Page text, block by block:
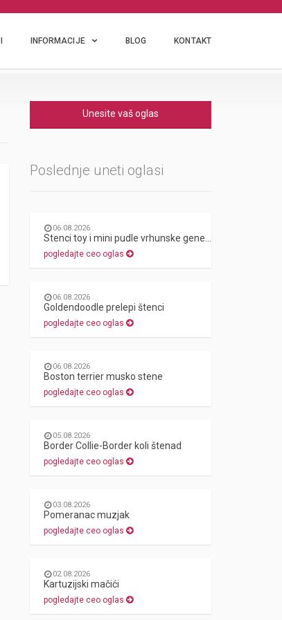
INFORMACIJE BLOG KONTAKT
Unesite vaš oglas
Poslednje uneti oglasi
06.08.2026
pogledajte ceo oglas
06.08.2026
Goldendoodle prelepi štenci
pogledajte ceo oglas
06.08.2026
Boston terrier musko stene
pogledajte ceo oglas
05.08.2026
Border Collie-Border koli štenad
pogledajte ceo oglas
03.08.2026
Pomeranac muzjak
pogledajte ceo oglas
02.08.2026
Kartuzijski mačići
pogledajte ceo oglas